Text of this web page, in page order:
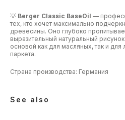
💡 Berger Classic BaseOil —
тех, кто хочет максимально
древесины. Оно глубоко
выразительный натуральный
основой как для масляных, так и для
паркета.
Страна производства: Германия
See also